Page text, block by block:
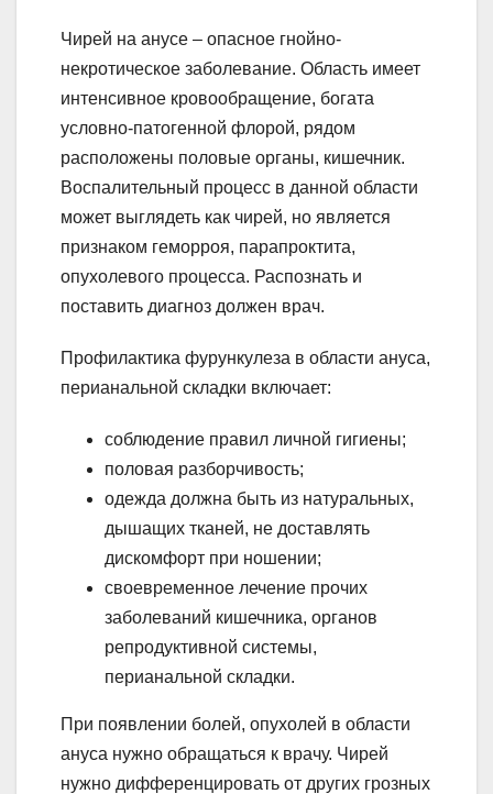
Чирей на анусе – опасное гнойно-
некротическое заболевание. Область имеет
интенсивное кровообращение, богата
условно-патогенной флорой, рядом
расположены половые органы, кишечник.
Воспалительный процесс в данной области
может выглядеть как чирей, но является
признаком геморроя, парапроктита,
опухолевого процесса. Распознать и
поставить диагноз должен врач.
Профилактика фурункулеза в области ануса,
перианальной складки включает:
соблюдение правил личной гигиены;
половая разборчивость;
одежда должна быть из натуральных,
дышащих тканей, не доставлять
дискомфорт при ношении;
своевременное лечение прочих
заболеваний кишечника, органов
репродуктивной системы,
перианальной складки.
При появлении болей, опухолей в области
ануса нужно обращаться к врачу. Чирей
нужно дифференцировать от других грозных